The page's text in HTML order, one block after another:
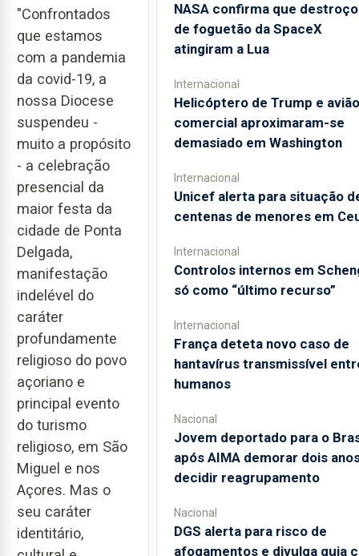
"Confrontados
que estamos
com a pandemia
da covid-19, a
nossa Diocese
suspendeu -
muito a propósito
- a celebração
presencial da
maior festa da
cidade de Ponta
Delgada,
manifestação
indelével do
caráter
profundamente
religioso do povo
açoriano e
principal evento
do turismo
religioso, em São
Miguel e nos
Açores. Mas o
seu caráter
identitário,
NASA confirma que
de foguetão da SpaceX
atingiram a Lua
Internacional
Helicóptero de Trump e avião
comercial aproximaram-se
demasiado em Washington
Internacional
Unicef alerta para situação
centenas de menores em
Internacional
Controlos internos em
só como “último recurso”
Internacional
França deteta novo caso de
hantavírus transmissível
humanos
Nacional
Jovem deportado para o
após AIMA demorar dois
decidir reagrupamento
Nacional
DGS alerta para risco de
afogamentos e divulga guia